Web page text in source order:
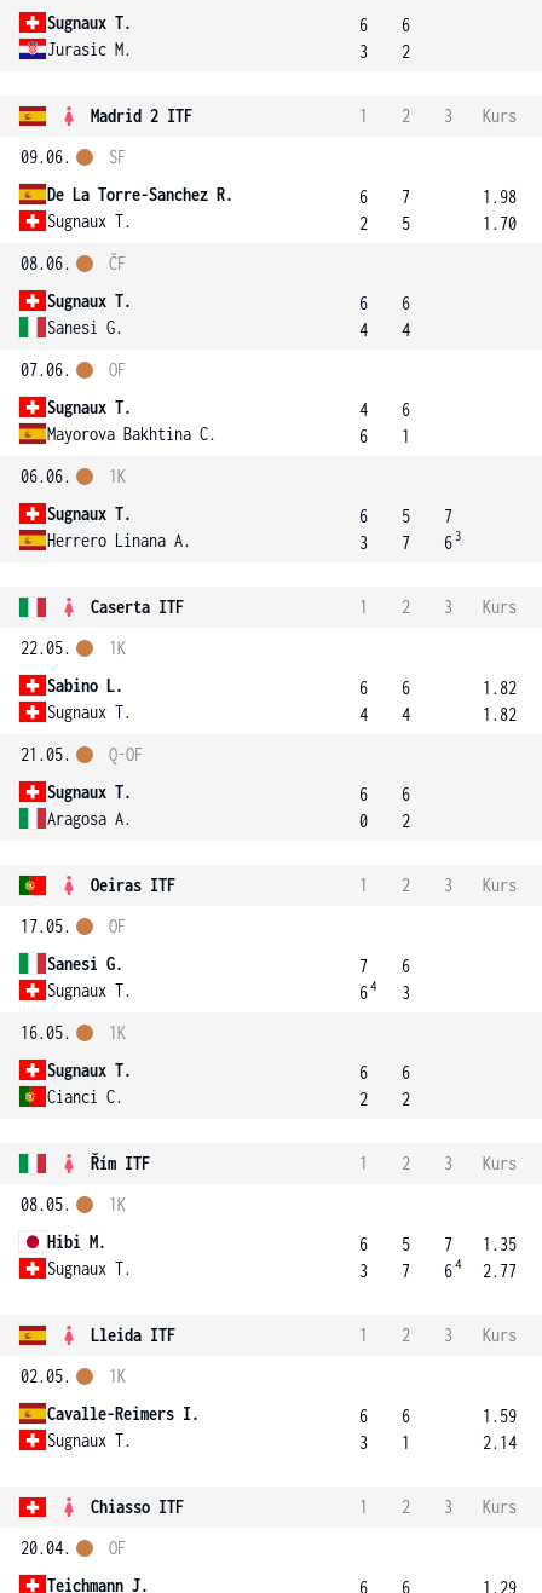
Sugnaux T.
Jurasic M.
6
3
6
2
Madrid 2 ITF 1 2 3
Kurs
09.06.
De La Torre-Sanchez R.
Sugnaux T.
SF
6
2
7
5
1.98
1.70
08.06.
Sugnaux T.
Sanesi G.
ČF
6
4
6
4
07.06.
Sugnaux T.
Mayorova Bakhtina C.
OF
4
6
6
1
06.06.
Sugnaux T.
Herrero Linana A.
1K
6
3
5
7
7
6 3
Caserta ITF 1 2 3
Kurs
22.05.
Sabino L.
Sugnaux T.
1K
6
4
6
4
1.82
1.82
21.05.
Sugnaux T.
Aragosa A.
Q-OF
6
0
6
2
Oeiras ITF 1 2 3
Kurs
17.05.
Sanesi G.
Sugnaux T.
OF
7
64
6
3
16.05.
Sugnaux T.
Cianci C.
1K
6
2
6
2
Řím ITF 1 2 3
Kurs
08.05.
Hibi M.
Sugnaux T.
1K
6
3
5
7
7
64
1.35
2.77
Lleida ITF 1 2 3
Kurs
02.05.
Cavalle-Reimers I.
Sugnaux T.
1K
6
3
6
1
1.59
2.14
Chiasso ITF 1 2 3
Kurs
20.04.
Teichmann J.
OF
6
6 1.29